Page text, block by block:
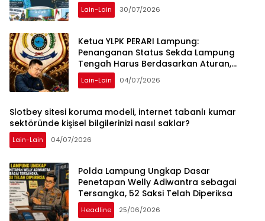
Lain-Lain 30/07/2026
Ketua YLPK PERARI Lampung:
Penanganan Status Sekda Lampung
Tengah Harus Berdasarkan Aturan,
Bukan Tekanan Opini
Lain-Lain 04/07/2026
Slotbey sitesi koruma modeli, internet tabanlı kumar
sektöründe kişisel bilgilerinizi nasıl saklar?
Lain-Lain 04/07/2026
Polda Lampung Ungkap Dasar
Penetapan Welly Adiwantra sebagai
Tersangka, 52 Saksi Telah Diperiksa
Headline 25/06/2026